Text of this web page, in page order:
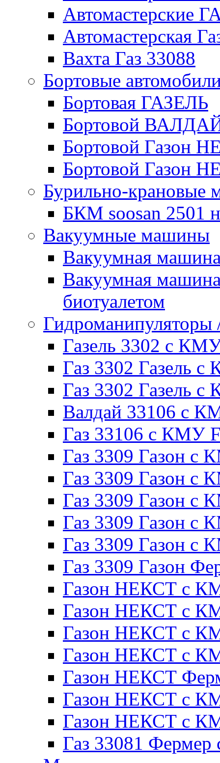
Автомастерские
Автомастерская
Вахта Газ 33088
Бортовые
Бортовая ГАЗЕЛЬ
Бортовой
Бортовой Газон
Бортовой Газон
Бурильно-крановые
БКМ soosan 2501
Вакуумные машины
Вакуумная
Вакуумная
биотуалетом
Газель 3302 с
Газ 3302 Газель
Газ 3302 Газель
Валдай 33106 с
Газ 33106 с КМУ
Газ 3309 Газон с
Газ 3309 Газон с
Газ 3309 Газон с
Газ 3309 Газон с
Газ 3309 Газон с
Газ 3309 Газон
Газон НЕКСТ с
Газон НЕКСТ с
Газон НЕКСТ с
Газон НЕКСТ с
Газон НЕКСТ
Газон НЕКСТ с
Газон НЕКСТ с
Газ 33081